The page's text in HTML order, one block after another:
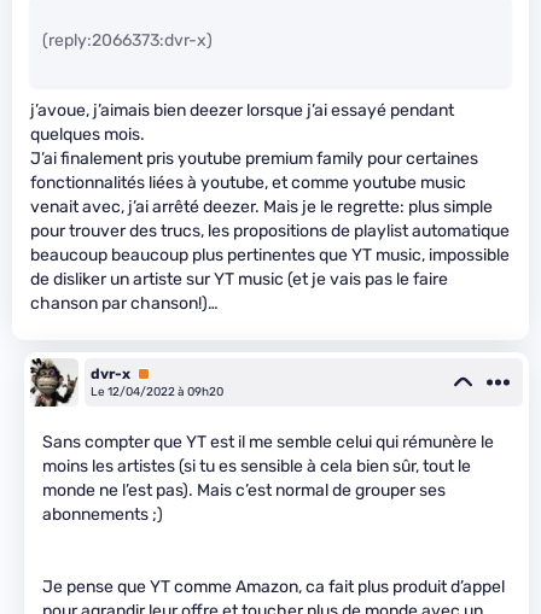
(reply:2066373:dvr-x)
j’avoue, j’aimais bien deezer lorsque j’ai essayé pendant
quelques mois.
J’ai finalement pris youtube premium family pour certaines
fonctionnalités liées à youtube, et comme youtube music
venait avec, j’ai arrêté deezer. Mais je le regrette: plus simple
pour trouver des trucs, les propositions de playlist automatique
beaucoup beaucoup plus pertinentes que YT music, impossible
de disliker un artiste sur YT music (et je vais pas le faire
chanson par chanson!)…
dvr-x Premium
Le 12/04/2022 à 09h20
Sans compter que YT est il me semble celui qui rémunère le
moins les artistes (si tu es sensible à cela bien sûr, tout le
monde ne l’est pas). Mais c’est normal de grouper ses
abonnements ;)
Je pense que YT comme Amazon, ca fait plus produit d’appel